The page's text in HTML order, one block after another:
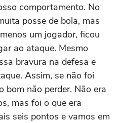
comportamento. No
posse de bola, mas
um jogador, ficou
ao ataque. Mesmo
bravura na defesa e
Assim, se não foi
bom não perder. Não era
mas foi o que era
seis pontos e vamos em